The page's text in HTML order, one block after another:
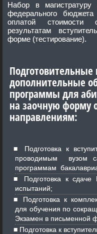
Набор в
федерального
оплатой стоимости обучения осуществляется по
результатам
форме (тестирование).
дополнительные образовательные
программы для
на заочную форму обучения, по следующим
направлениям:
Подготовка к
проводимым вузом
программам
Подготовка к
испытаний;
Подготовка к
для обучения по сокращенным программам бакалавриата.
Подготовка к